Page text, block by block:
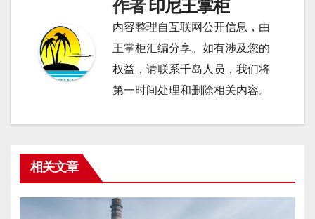
作者印尼王掌柜
内容整理自互联网公开信息，由
王掌柜汇编分享。如有涉及您的
权益，请联系千岛人员，我们将
第一时间处理和删除相关内容。
相关文章